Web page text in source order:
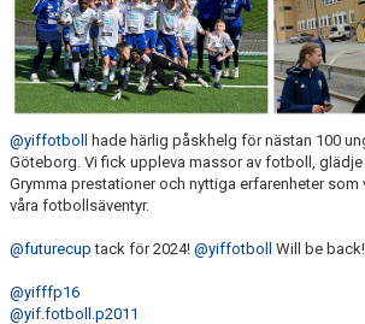
KIOSKVERKSAMHET PÅ SANDSKOGENS IP
ATT VARA VITAMIN I YIFFF
SAMARBETE NIU-GYMNASIUM FOTBOL YSTAD
@yiffotboll
hade härlig påskhelg för nästan 100
Göteborg. Vi fick uppleva massor av fotboll,
Grymma prestationer och nyttiga erfarenheter som
våra fotbollsäventyr.
@futurecup tack för 2024! @yiffotboll Will be back!
@yifffp16
@yif.fotboll.p2011